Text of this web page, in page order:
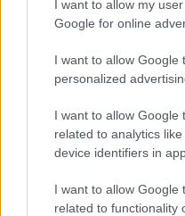
I want to allow my
Google for online
I want to allow Google
personalized
I want to allow Google
related to analytics
device identifiers in
I want to allow Google
related to functionality